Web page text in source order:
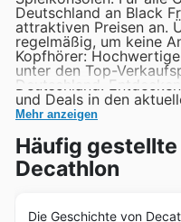
Deutschland an Black
attraktiven Preisen an.
regelmäßig, um keine
Kopfhörer:
unter den Top-
Deutschland.
und Deals in den
Mehr anzeigen
Häufig gestellte
Decathlon
Die Geschichte von